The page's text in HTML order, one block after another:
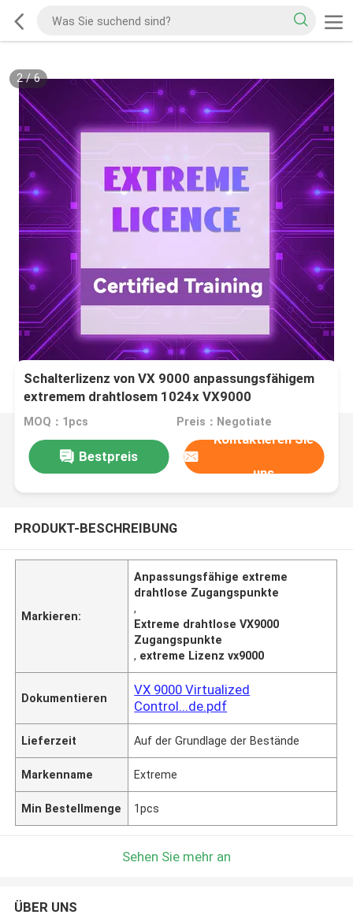
2/6
Schalterlizenz von VX 9000 anpassungsfähigem
extremem drahtlosem 1024x VX9000
Zugangspunkt Lizenz-Satz
MOQ：1pcs Preis：Negotiate
Bestpreis
Kontaktieren Sie
uns
PRODUKT-BESCHREIBUNG
Markieren:
Anpassungsfähige extreme
drahtlose Zugangspunkte
,
Extreme drahtlose VX9000
Zugangspunkte
, extreme Lizenz vx9000
Dokumentieren
VX 9000 Virtualized
Control...de.pdf
Lieferzeit Auf der Grundlage der Bestände
Markenname Extreme
Min Bestellmenge 1pcs
Sehen Sie mehr an
ÜBER UNS